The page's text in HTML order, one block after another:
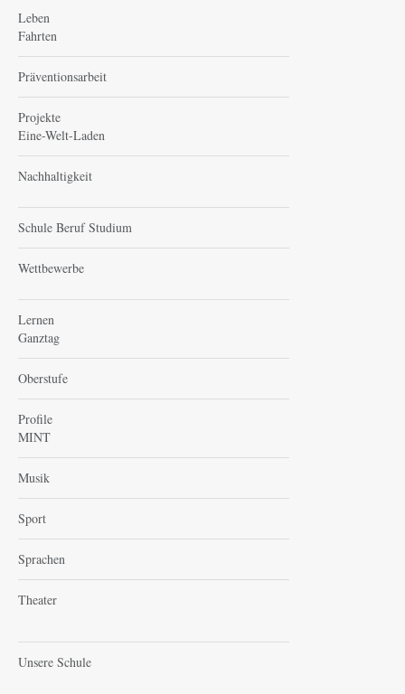
Leben
Fahrten
Präventionsarbeit
Projekte
Eine-Welt-Laden
Nachhaltigkeit
Schule Beruf Studium
Wettbewerbe
Lernen
Ganztag
Oberstufe
Profile
MINT
Musik
Sport
Sprachen
Theater
Unsere Schule